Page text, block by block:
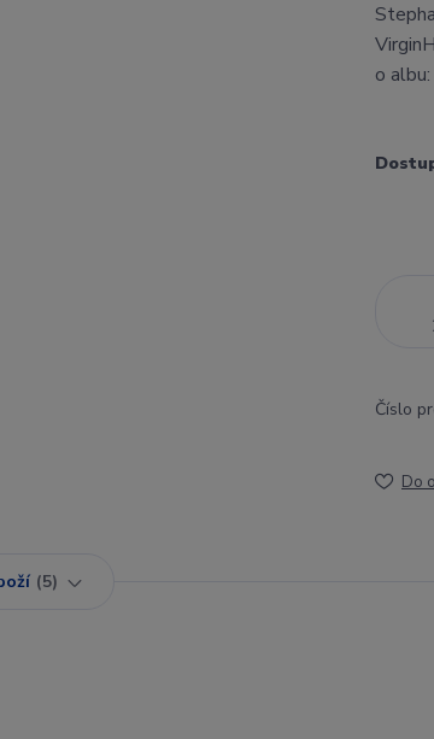
o
Číslo
Do
5